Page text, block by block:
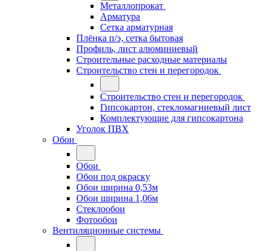
Металлопрокат
Арматура
Сетка арматурная
Плёнка п/э, сетка бытовая
Профиль, лист алюминиевый
Строительные расходные материалы
Строительство стен и перегородок
Строительство стен и перегородок
Гипсокартон, стекломагниевый лист
Комплектующие для гипсокартона
Уголок ПВХ
Обои
Обои
Обои под окраску
Обои ширина 0,53м
Обои ширина 1,06м
Стеклообои
Фотообои
Вентиляционные системы